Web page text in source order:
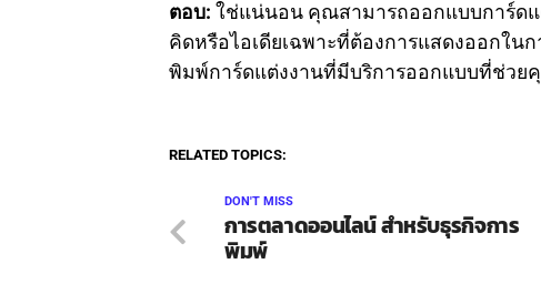
ตอบ: ใช่แน่นอน คุณสามารถออกแบบการ์ด
คิดหรือไอเดียเฉพาะที่ต้องการแสดงออกใน
พิมพ์การ์ดแต่งงานที่มีบริการออกแบบที่ช่วย
RELATED TOPICS:
DON'T MISS
การตลาดออนไลน์ สำหรับธุรกิจการ
พิมพ์